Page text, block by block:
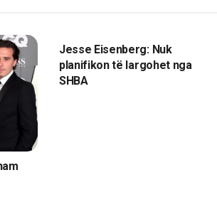
Jesse Eisenberg: Nuk
planifikon të largohet nga
SHBA